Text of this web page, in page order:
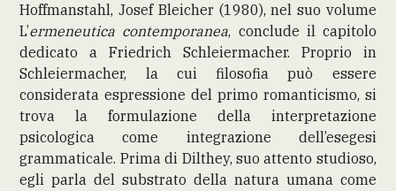
Hoffmanstahl, Josef Bleicher (1980), nel suo volume
L’ermeneutica contemporanea, conclude il capitolo
dedicato a Friedrich Schleiermacher. Proprio in
Schleiermacher, la cui filosofia può essere
considerata espressione del primo romanticismo, si
trova la formulazione della interpretazione
psicologica come integrazione dell’esegesi
grammaticale. Prima di Dilthey, suo attento studioso,
egli parla del substrato della natura umana come